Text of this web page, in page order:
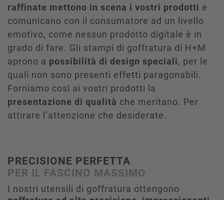
raffinate mettono in scena i vostri prodotti e
comunicano con il consumatore ad un livello
emotivo, come nessun prodotto digitale è in
grado di fare. Gli stampi di goffratura di H+M
aprono a possibilità di design speciali, per le
quali non sono presenti effetti paragonabili.
Forniamo così ai vostri prodotti la
presentazione di qualità che meritano. Per
attirare l’attenzione che desiderate.
PRECISIONE PERFETTA
PER IL FASCINO MASSIMO
I nostri utensili di goffratura ottengono